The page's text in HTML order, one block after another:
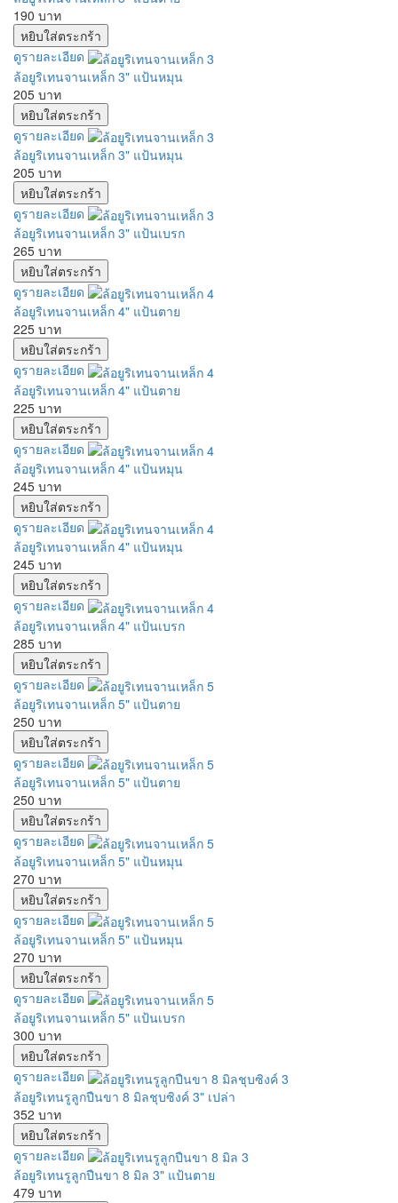
190 บาท
ดูรายละเอียด
ล้อยูริเทนจานเหล็ก 3" แป้นหมุน
205 บาท
ดูรายละเอียด
ล้อยูริเทนจานเหล็ก 3" แป้นหมุน
205 บาท
ดูรายละเอียด
ล้อยูริเทนจานเหล็ก 3" แป้นเบรก
265 บาท
ดูรายละเอียด
ล้อยูริเทนจานเหล็ก 4" แป้นตาย
225 บาท
ดูรายละเอียด
ล้อยูริเทนจานเหล็ก 4" แป้นตาย
225 บาท
ดูรายละเอียด
ล้อยูริเทนจานเหล็ก 4" แป้นหมุน
245 บาท
ดูรายละเอียด
ล้อยูริเทนจานเหล็ก 4" แป้นหมุน
245 บาท
ดูรายละเอียด
ล้อยูริเทนจานเหล็ก 4" แป้นเบรก
285 บาท
ดูรายละเอียด
ล้อยูริเทนจานเหล็ก 5" แป้นตาย
250 บาท
ดูรายละเอียด
ล้อยูริเทนจานเหล็ก 5" แป้นตาย
250 บาท
ดูรายละเอียด
ล้อยูริเทนจานเหล็ก 5" แป้นหมุน
270 บาท
ดูรายละเอียด
ล้อยูริเทนจานเหล็ก 5" แป้นหมุน
270 บาท
ดูรายละเอียด
ล้อยูริเทนจานเหล็ก 5" แป้นเบรก
300 บาท
ดูรายละเอียด
ล้อยูริเทนรูลูกปืนขา 8 มิลชุบซิงค์ 3" เปล่า
352 บาท
ดูรายละเอียด
ล้อยูริเทนรูลูกปืนขา 8 มิล 3" แป้นตาย
479 บาท